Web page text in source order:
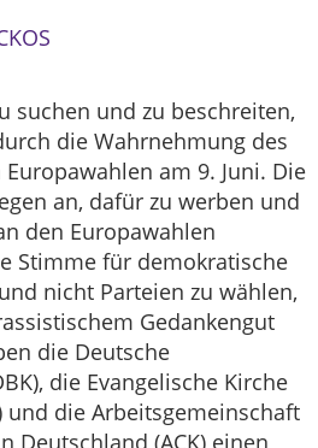
suchen und zu beschreiten,
die Wahrnehmung des
am 9. Juni. Die
an, dafür zu werben und
den Europawahlen
Stimme für demokratische
nicht Parteien zu wählen,
Gedankengut
die Deutsche
die Evangelische Kirche
und die Arbeitsgemeinschaft